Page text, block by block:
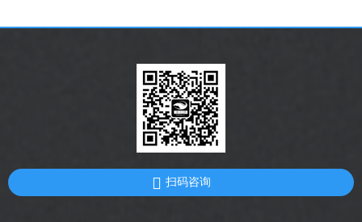
扫码咨询